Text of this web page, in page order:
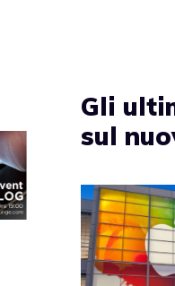
Gli
sul